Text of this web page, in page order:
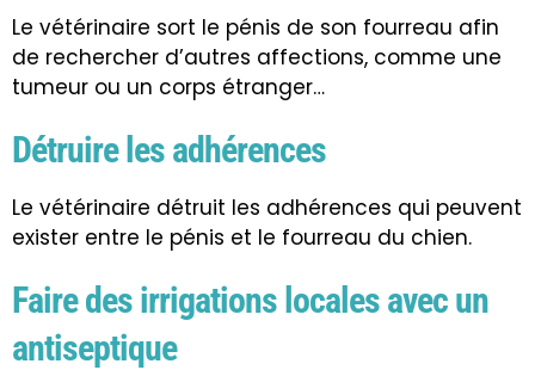
Le vétérinaire sort le pénis de son fourreau afin
de rechercher d’autres affections, comme une
tumeur ou un corps étranger…
Détruire les adhérences
Le vétérinaire détruit les adhérences qui peuvent
exister entre le pénis et le fourreau du chien.
Faire des irrigations locales avec un
antiseptique